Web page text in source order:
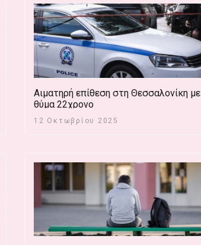
Αιματηρή επίθεση στη Θεσσαλονίκη με
θύμα 22χρονο
12 Οκτωβρίου 2025